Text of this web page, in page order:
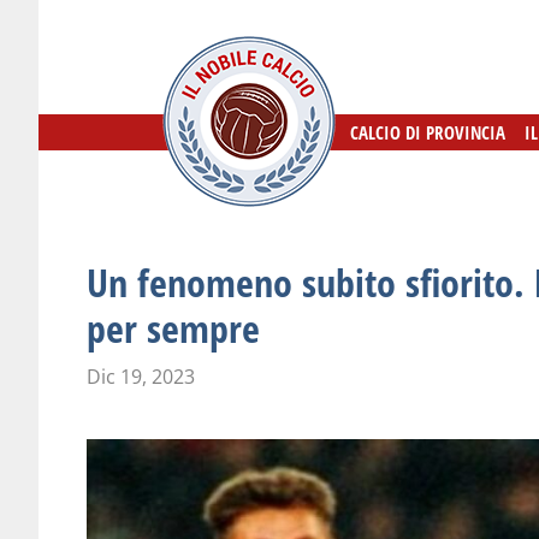
CALCIO DI PROVINCIA
CALCIO DI PROVINCIA
Un fenomeno subito
per sempre
Dic 19, 2023